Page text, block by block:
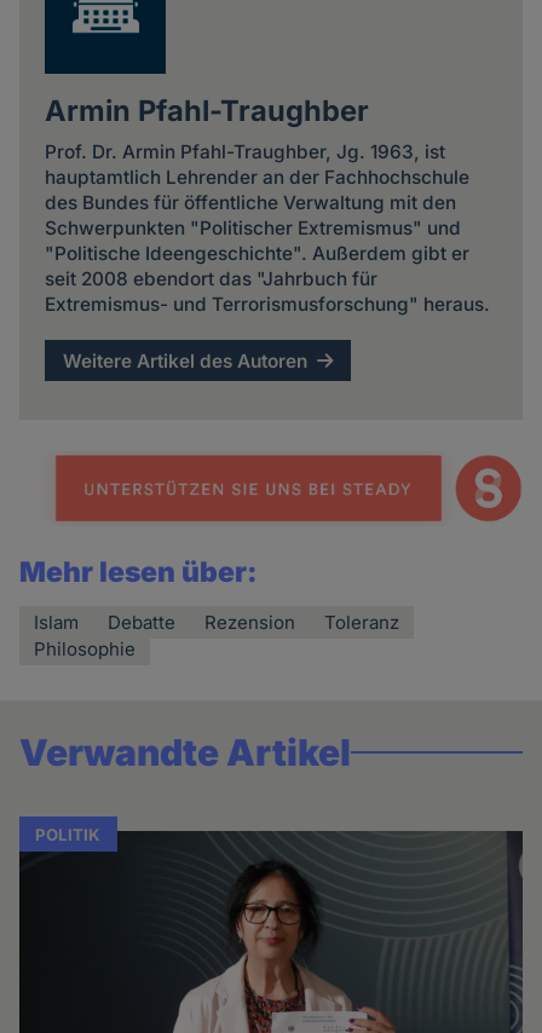
Armin Pfahl-Traughber
Prof. Dr. Armin Pfahl-Traughber, Jg. 1963, ist
hauptamtlich Lehrender an der Fachhochschule
des Bundes für öffentliche Verwaltung mit den
Schwerpunkten "Politischer Extremismus" und
"Politische Ideengeschichte". Außerdem gibt er
seit 2008 ebendort das "Jahrbuch für
Extremismus- und Terrorismusforschung" heraus.
Weitere Artikel des Autoren
Mehr lesen über:
Islam Debatte Rezension
Toleranz
Philosophie
Verwandte Artikel
POLITIK